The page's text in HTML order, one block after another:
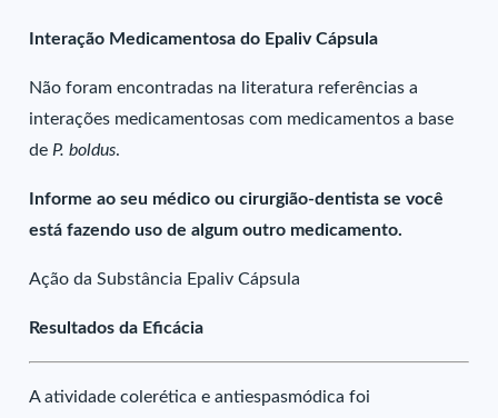
Interação Medicamentosa do Epaliv Cápsula
Não foram encontradas na literatura referências a
interações medicamentosas com medicamentos a base
de P. boldus.
Informe ao seu médico ou cirurgião-dentista se você
está fazendo uso de algum outro medicamento.
Ação da Substância Epaliv Cápsula
Resultados da Eficácia
A atividade colerética e antiespasmódica foi